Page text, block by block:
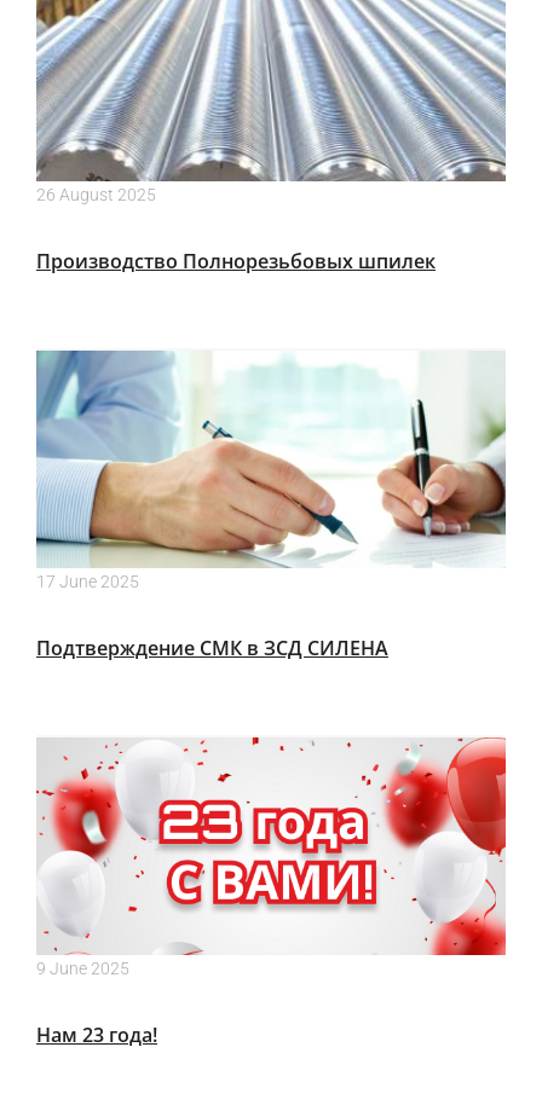
26 August 2025
Производство Полнорезьбовых шпилек
17 June 2025
Подтверждение СМК в ЗСД СИЛЕНА
9 June 2025
Нам 23 года!